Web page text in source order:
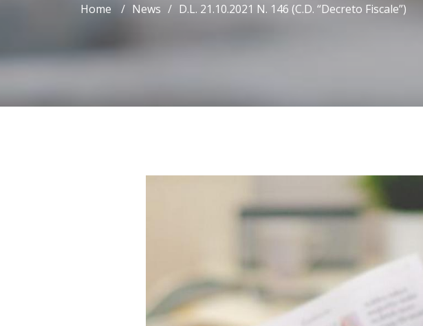
Home / News / D.L. 21.10.2021 N. 146 (c.d. “decreto Fiscale”)